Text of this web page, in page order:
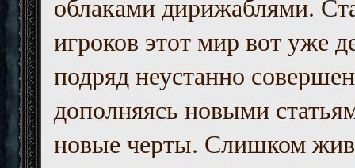
облаками дирижаблями.
игроков этот мир вот уже
подряд неустанно
дополняясь новыми
новые черты. Слишком